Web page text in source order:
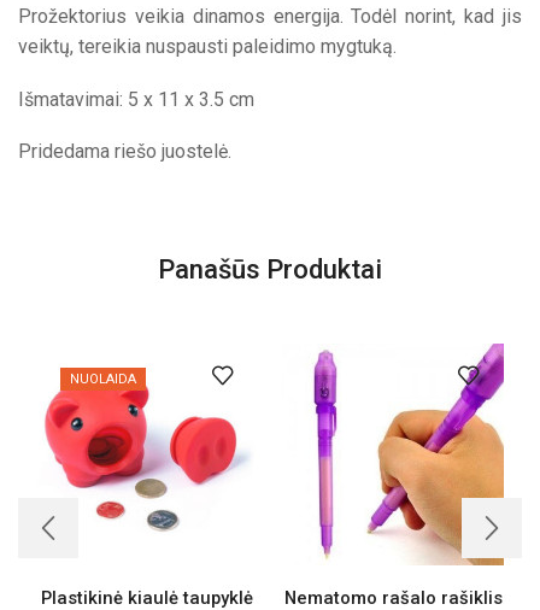
Prožektorius veikia dinamos energija. Todėl norint, kad jis
veiktų, tereikia nuspausti paleidimo mygtuką.
Išmatavimai: 5 x 11 x 3.5 cm
Pridedama riešo juostelė.
Panašūs Produktai
NUOLAIDA
Plastikinė kiaulė taupyklė Nematomo rašalo rašiklis